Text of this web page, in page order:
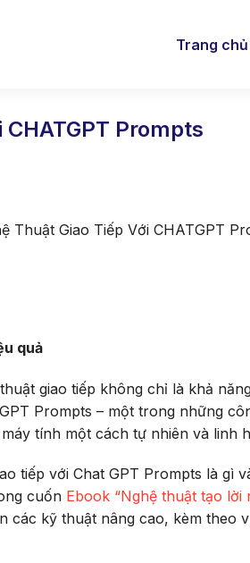
Trang chủ
Prompts
Thuật Giao Tiếp Với CHATGPT
quả
giao tiếp không chỉ là khả
Prompts – một trong những
tính một cách tự nhiên và linh
tiếp với Chat GPT Prompts là gì
cuốn Ebook “Nghệ thuật tạo lời
các kỹ thuật nâng cao, kèm theo